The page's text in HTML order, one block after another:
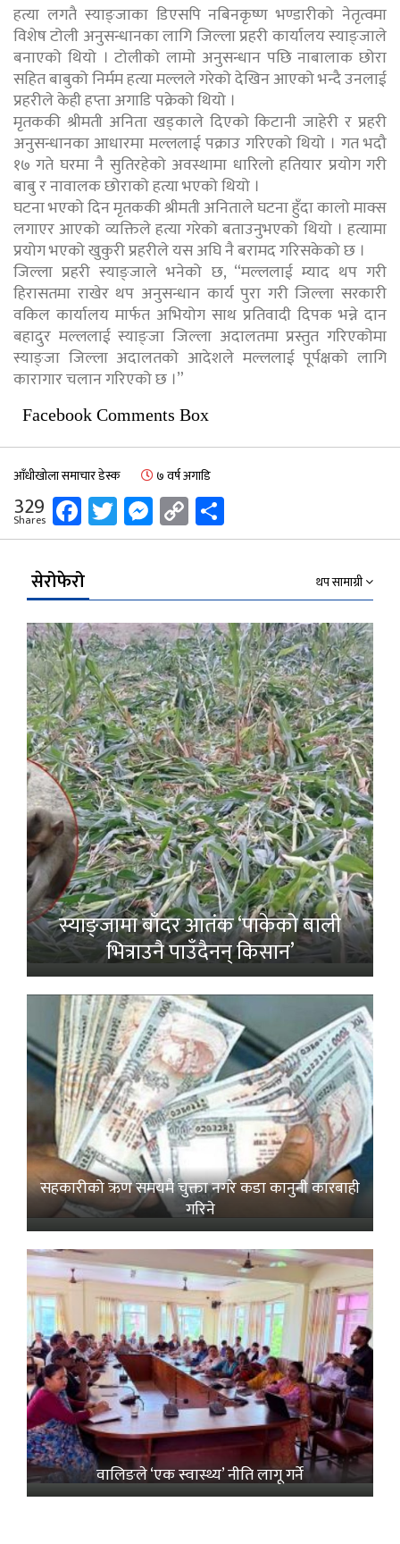
हत्या लगतै स्याङ्जाका डिएसपि नबिनकृष्ण भण्डारीको नेतृत्वमा
विशेष टोली अनुसन्धानका लागि जिल्ला प्रहरी कार्यालय स्याङ्जाले
बनाएको थियो । टोलीको लामो अनुसन्धान पछि नाबालाक छोरा
सहित बाबुको निर्मम हत्या मल्लले गरेको देखिन आएको भन्दै उनलाई
प्रहरीले केही हप्ता अगाडि पक्रेको थियो ।
मृतककी श्रीमती अनिता खड्काले दिएको किटानी जाहेरी र प्रहरी
अनुसन्धानका आधारमा मल्ललाई पक्राउ गरिएको थियो । गत भदौ
१७ गते घरमा नै सुतिरहेको अवस्थामा धारिलो हतियार प्रयोग गरी
बाबु र नावालक छोराको हत्या भएको थियो ।
घटना भएको दिन मृतककी श्रीमती अनिताले घटना हुँदा कालो माक्स
लगाएर आएको व्यक्तिले हत्या गरेको बताउनुभएको थियो । हत्यामा
प्रयोग भएको खुकुरी प्रहरीले यस अघि नै बरामद गरिसकेको छ ।
जिल्ला प्रहरी स्याङ्जाले भनेको छ, “मल्ललाई म्याद थप गरी
हिरासतमा राखेर थप अनुसन्धान कार्य पुरा गरी जिल्ला सरकारी
वकिल कार्यालय मार्फत अभियोग साथ प्रतिवादी दिपक भन्ने दान
बहादुर मल्ललाई स्याङ्जा जिल्ला अदालतमा प्रस्तुत गरिएकोमा
स्याङ्जा जिल्ला अदालतको आदेशले मल्ललाई पूर्पक्षको लागि
कारागार चलान गरिएको छ ।”
Facebook Comments Box
आँधीखोला समाचार डेस्क ७ वर्ष अगाडि
329
Shares Facebook
Twitter
Messenger
Copy
Link
सेरोफेरो थप सामाग्री
स्याङ्जामा बाँदर आतंक ‘पाकेको बाली
भित्राउनै पाउँदैनन् किसान’
सहकारीको ऋण समयमै चुक्ता नगरे कडा कानुनी कारबाही
गरिने
वालिङले ‘एक स्वास्थ्य’ नीति लागू गर्ने